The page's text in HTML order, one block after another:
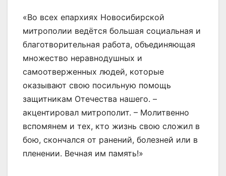
«Во всех епархиях Новосибирской
митрополии ведётся большая социальная и
благотворительная работа, объединяющая
множество неравнодушных и
самоотверженных людей, которые
оказывают свою посильную помощь
защитникам Отечества нашего. –
акцентировал митрополит. – Молитвенно
вспомянем и тех, кто жизнь свою сложил в
бою, скончался от ранений, болезней или в
пленении. Вечная им память!»